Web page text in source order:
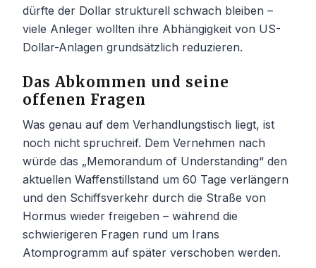
dürfte der Dollar strukturell schwach bleiben –
viele Anleger wollten ihre Abhängigkeit von US-
Dollar-Anlagen grundsätzlich reduzieren.
Das Abkommen und seine
offenen Fragen
Was genau auf dem Verhandlungstisch liegt, ist
noch nicht spruchreif. Dem Vernehmen nach
würde das „Memorandum of Understanding“ den
aktuellen Waffenstillstand um 60 Tage verlängern
und den Schiffsverkehr durch die Straße von
Hormus wieder freigeben – während die
schwierigeren Fragen rund um Irans
Atomprogramm auf später verschoben werden.